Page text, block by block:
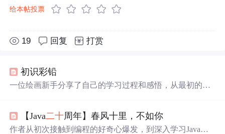
给本帖投票
19 回复 打赏
初识彩铅
一位绘画新手分享了自己的学习过程和感悟，从最初的热
【Java二十周年】春风十里，不如你
作者从初次接触到编程的好奇心爆发，到深入学习Java及